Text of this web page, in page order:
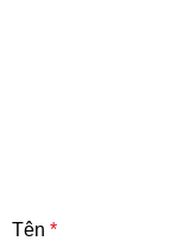
Tên*